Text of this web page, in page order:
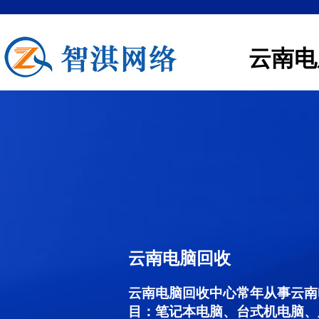
云南
云南电脑回收
云南电脑回收中心常年从事云
目：笔记本电脑、台式机电脑